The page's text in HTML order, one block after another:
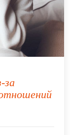
за